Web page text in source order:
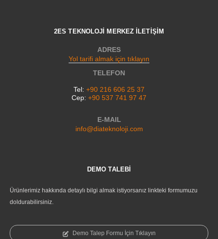
2ES TEKNOLOJİ MERKEZ İLETİŞİM
ADRES
Yol tarifi almak için tıklayın
TELEFON
Tel: +90 216 606 25 37
Cep: +90 537 741 97 47
E-MAIL
info@diateknoloji.com
DEMO TALEBİ
Ürünlerimiz hakkında detaylı bilgi almak istiyorsanız linkteki formumuzu
doldurabilirsiniz.
Demo Talep Formu İçin Tıklayın